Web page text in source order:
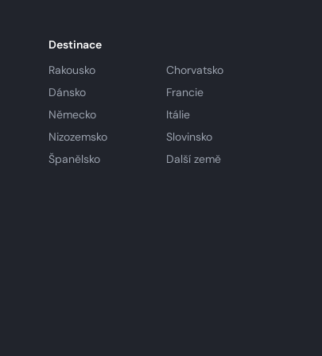
Destinace
Rakousko
Chorvatsko
Dánsko
Francie
Německo
Itálie
Nizozemsko
Slovinsko
Španělsko
Další země